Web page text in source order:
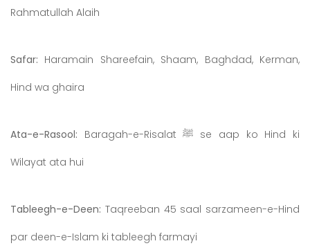
Rahmatullah Alaih
Safar: Haramain Shareefain, Shaam, Baghdad, Kerman,
Hind wa ghaira
Ata-e-Rasool: Baragah-e-Risalat ﷺ se aap ko Hind ki
Wilayat ata hui
Tableegh-e-Deen: Taqreeban 45 saal sarzameen-e-Hind
par deen-e-Islam ki tableegh farmayi